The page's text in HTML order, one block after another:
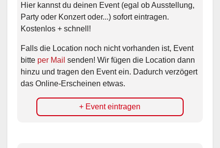
Hier kannst du deinen Event (egal ob Ausstellung,
Party oder Konzert oder...) sofort eintragen.
Kostenlos + schnell!
Falls die Location noch nicht vorhanden ist, Event
bitte per Mail senden! Wir fügen die Location dann
hinzu und tragen den Event ein. Dadurch verzögert
das Online-Erscheinen etwas.
+ Event eintragen